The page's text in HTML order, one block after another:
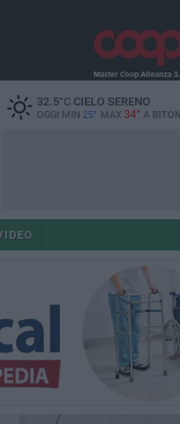
32.5°CCIELO SERENO
OGGI MIN 25° MAX 34° A